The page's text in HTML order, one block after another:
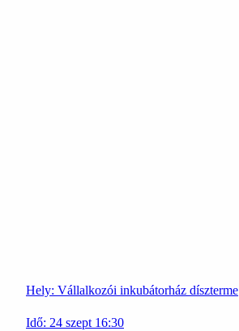
Hely: Vállalkozói inkubátorház díszterme
Idő: 24 szept 16:30